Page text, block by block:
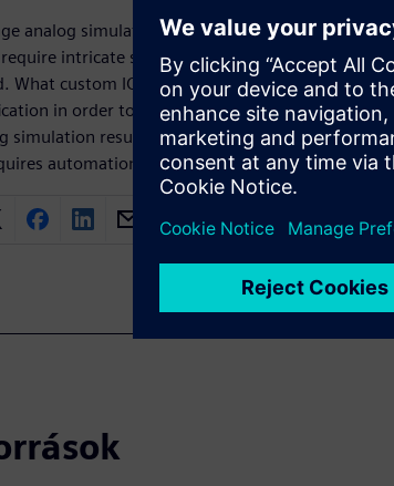
analog simulations manually or they use
intricate setup and proprietary test plans
What custom IC design teams need is an easy
in order to track the large number of
simulation results at all levels for each team
automation.